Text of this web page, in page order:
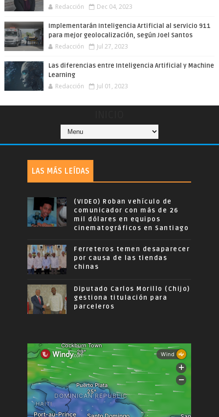
Redacción Dec 04, 2023
Implementarán Inteligencia Artificial al servicio 911
para mejor geolocalización, según Joel Santos
Redacción Jul 27, 2023
Las diferencias entre Inteligencia Artificial y Machine
Learning
Redacción Jul 01, 2023
LAS MÁS LEÍDAS
(VIDEO) Roban vehículo de
comunicador con más de 26
mil dólares en equipos
cinematográficos en Santiago
Ferreteros temen desaparecer
por causa de las tiendas
chinas
Diputado Carlos Morillo (Chijo)
gestiona titulación para
parceleros